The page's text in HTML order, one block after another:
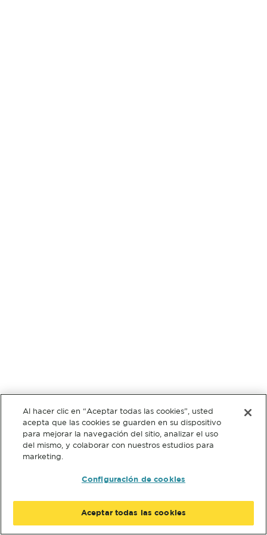
Al hacer clic en “Aceptar todas las cookies”, usted
acepta que las cookies se guarden en su dispositivo
para mejorar la navegación del sitio, analizar el uso
del mismo, y colaborar con nuestros estudios para
marketing.
Configuración de cookies
Aceptar todas las cookies